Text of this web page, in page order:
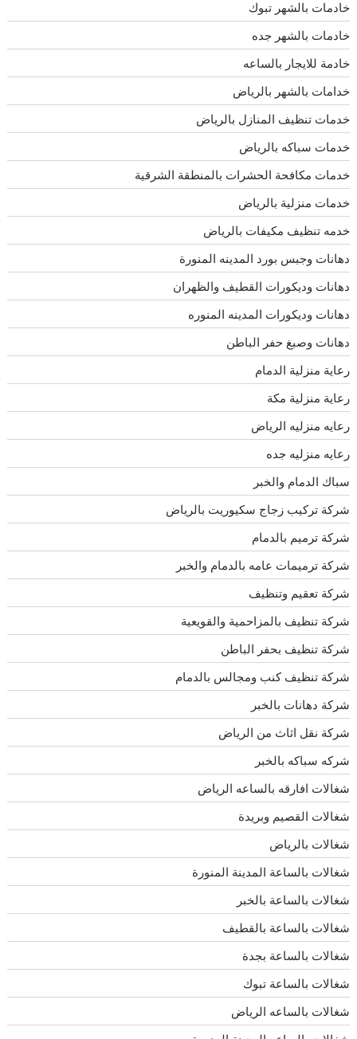
خادمات بالشهر تبوك
خادمات بالشهر جده
خادمة للايجار بالساعه
خدامات بالشهر بالرياض
خدمات تنظيف المنازل بالرياض
خدمات سباكه بالرياض
خدمات مكافحة الحشرات بالمنطقة الشرقية
خدمات منزلية بالرياض
خدمه تنظيف مكيفات بالرياض
دهانات وجبس بورد المدينه المنورة
دهانات وديكورات القطيف والظهران
دهانات وديكورات المدينه المنوره
دهانات وصبغ حفر الباطن
رعاية منزلية الدمام
رعاية منزلية مكة
رعايه منزليه الرياض
رعايه منزليه جده
سباك الدمام والخبر
شركة تركيب زجاج سكيوريت بالرياض
شركة ترميم بالدمام
شركة ترميمات عامه بالدمام والخبر
شركة تعقيم وتنظيف
شركة تنظيف بالمزاحمية والقويعية
شركة تنظيف بحفر الباطن
شركة تنظيف كنب ومجالس بالدمام
شركة دهانات بالخبر
شركة نقل اثاث من الرياض
شركه سباكه بالخبر
شغالات افارقه بالساعه الرياض
شغالات القصيم وبريدة
شغالات بالرياض
شغالات بالساعة المدينة المنورة
شغالات بالساعة بالخبر
شغالات بالساعة بالقطيف
شغالات بالساعة بجدة
شغالات بالساعة تبوك
شغالات بالساعه الرياض